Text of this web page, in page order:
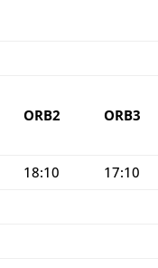
ORB2 ORB3
18:10 17:10